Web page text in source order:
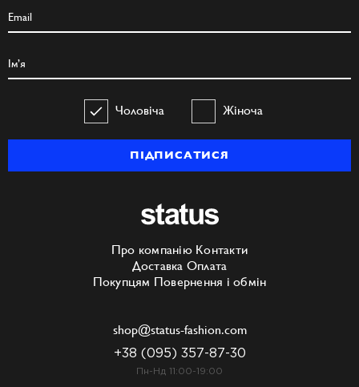
Чоловіча Жіноча
ПІДПИСАТИСЯ
Про компанію Контакти
Доставка Оплата
Покупцям Повернення і обмін
shop@status-fashion.com
+38 (095) 357-87-30
Пн-Нд 11:00-19:00